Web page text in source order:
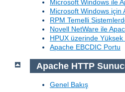
Microsoft Windows ile
Microsoft Windows için
RPM Temelli
Novell NetWare ile
HPUX üzerinde Yüksek
Apache EBCDIC Portu
Apache HTTP
Genel Bakış